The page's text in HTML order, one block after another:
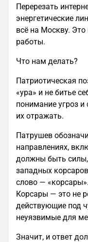
Перерезать
энергетические
всё на Москву.
работы.
Что нам делать?
Патриотическая
«ура» и не битье
понимание угроз и
их отражать.
Патрушев
направлениях,
должны быть
западных
слово —
Корсары — это не
действующие под
неуязвимые для
Значит, и ответ